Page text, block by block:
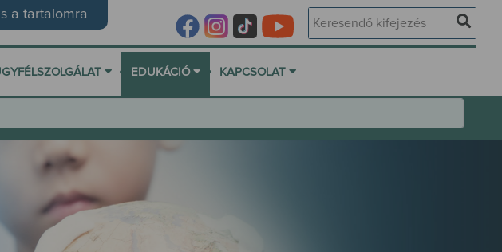
a tartalomra
• EDUKÁCIÓ • KAPCSOLAT